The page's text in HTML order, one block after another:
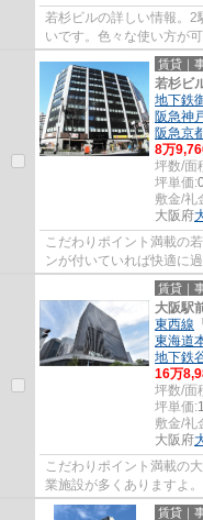
若杉ビルの詳しい情報。2
いです。色々な使い方が
す。エアコン付きなので
賃貸｜
若杉ビ
地下鉄
阪急神
阪急京
8万
坪数/面
坪単価:
敷金/礼
大阪府
こだわりポイント満載の
ンが付いていれば快適に
ち着いた建物。IT向けに
賃貸｜
大阪駅
東西線 「
東海道
地下鉄
16万
坪数/面
坪単価:
敷金/礼
大阪府
こだわりポイント満載の
業施設が多くありますよ
良いです。色々な使い方
賃貸｜